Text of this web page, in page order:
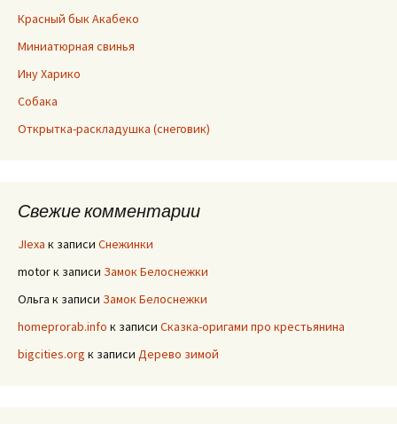
Красный бык Акабеко
Миниатюрная свинья
Ину Харико
Собака
Открытка-раскладушка (снеговик)
Свежие комментарии
JIexa к записи Снежинки
motorк записи Замок Белоснежки
Ольга к записи Замок Белоснежки
homeprorab.info к записи Сказка-оригами про крестьянина
bigcities.org к записи Дерево зимой